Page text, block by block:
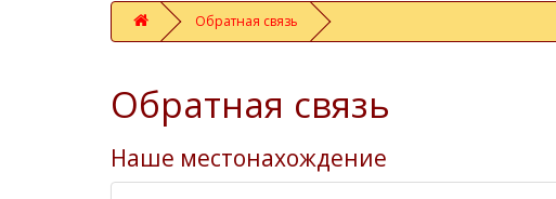
Обратная связь
Обратная связь
Наше местонахождение